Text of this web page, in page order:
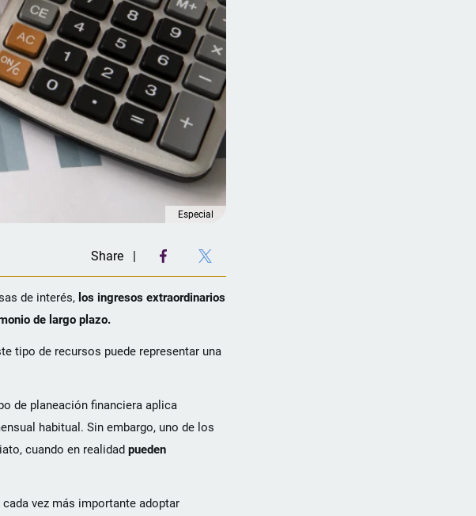
Especial
Share
de interés, los ingresos extraordinarios
de largo plazo.
tipo de recursos puede representar una
de planeación financiera aplica
habitual. Sin embargo, uno de los
cuando en realidad pueden
vez más importante adoptar